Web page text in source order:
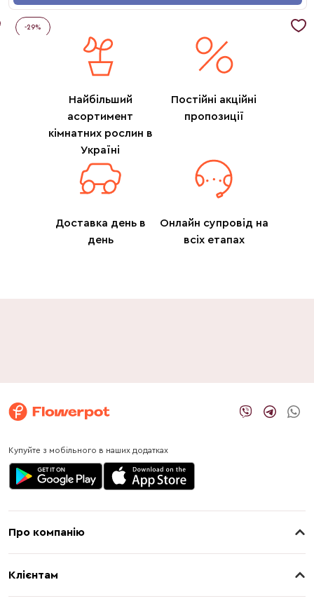
-29%
Найбільший
асортимент
кімнатних рослин в
Україні
Постійні акційні
пропозиції
Доставка день в
день
Онлайн супровід на
всіх етапах
Купуйте з мобільного в наших додатках
Про компанію
Клієнтам